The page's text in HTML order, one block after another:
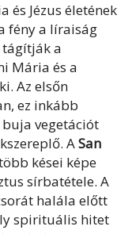
és Jézus életének
fény a líraiság
tágítják a
Mária és a
Az elsőn
ez inkább
vegetációt
ASan
kései képe
sírbatétele. A
halála előtt
spirituális hitet